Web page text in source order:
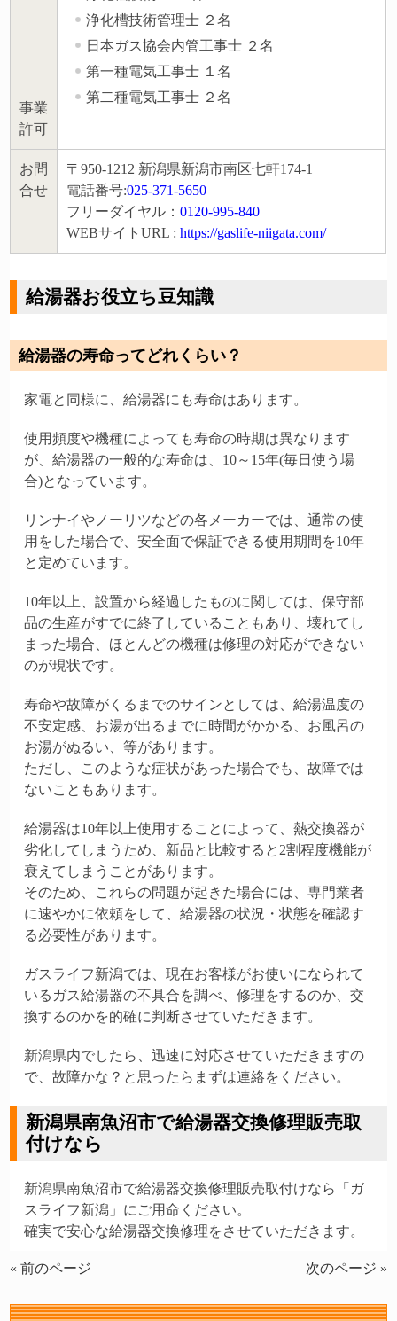
事業
許可
浄化槽技術管理士 ２名
日本ガス協会内管工事士 ２名
第一種電気工事士 １名
第二種電気工事士 ２名
お問
合せ
〒950-1212 新潟県新潟市南区七軒174-1
電話番号:025-371-5650
フリーダイヤル：0120-995-840
WEBサイトURL :https://gaslife-niigata.com/
給湯器お役立ち豆知識
給湯器の寿命ってどれくらい？
家電と同様に、給湯器にも寿命はあります。
使用頻度や機種によっても寿命の時期は異なります
が、給湯器の一般的な寿命は、10～15年(毎日使う場
合)となっています。
リンナイやノーリツなどの各メーカーでは、通常の使
用をした場合で、安全面で保証できる使用期間を10年
と定めています。
10年以上、設置から経過したものに関しては、保守部
品の生産がすでに終了していることもあり、壊れてし
まった場合、ほとんどの機種は修理の対応ができない
のが現状です。
寿命や故障がくるまでのサインとしては、給湯温度の
不安定感、お湯が出るまでに時間がかかる、お風呂の
お湯がぬるい、等があります。
ただし、このような症状があった場合でも、故障では
ないこともあります。
給湯器は10年以上使用することによって、熱交換器が
劣化してしまうため、新品と比較すると2割程度機能が
衰えてしまうことがあります。
そのため、これらの問題が起きた場合には、専門業者
に速やかに依頼をして、給湯器の状況・状態を確認す
る必要性があります。
ガスライフ新潟では、現在お客様がお使いになられて
いるガス給湯器の不具合を調べ、修理をするのか、交
換するのかを的確に判断させていただきます。
新潟県内でしたら、迅速に対応させていただきますの
で、故障かな？と思ったらまずは連絡をください。
新潟県南魚沼市で給湯器交換修理販売取
付けなら
新潟県南魚沼市で給湯器交換修理販売取付けなら「ガ
スライフ新潟」にご用命ください。
確実で安心な給湯器交換修理をさせていただきます。
« 前のページ 次のページ »